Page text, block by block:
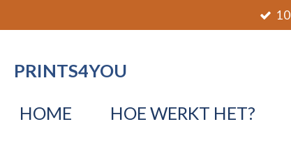
direct
dePRINTS4YOU
HOME HOE WERKT HET?